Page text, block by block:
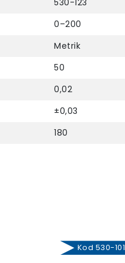
530-123
0–200
Metrik
50
0,02
±0,03
180
Kod 530-101